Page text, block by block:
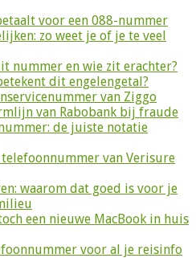
voor een 088-nummer
zo weet je of je te veel
nummer en wie zit erachter?
dit engelengetal?
van Ziggo
van Rabobank bij fraude
de juiste notatie
van Verisure
waarom dat goed is voor je
een nieuwe MacBook in huis
voor al je reisinfo